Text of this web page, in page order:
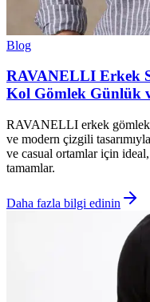
Blog
RAVANELLI Erkek
Kol Gömlek Günlük
RAVANELLI erkek
ve modern çizgili
ve casual ortamlar için ideal,
tamamlar.
Daha fazla bilgi edinin